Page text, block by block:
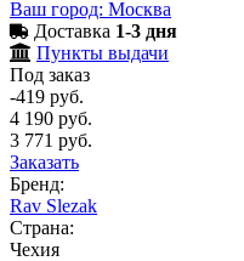
Ваш город: Москва
Доставка 1-3 дня
Пункты выдачи
Под заказ
-419 руб.
4 190 руб.
3 771 руб.
Заказать
Бренд:
Rav Slezak
Страна:
Чехия